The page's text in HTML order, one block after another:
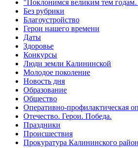
"Поклонимся великим тем
Без рубрики
Благоустройство
Герои нашего времени
Даты
Здоровье
Конкурсы
Люди земли Калининской
Молодое поколение
Новость дня
Образование
Общество
Оперативно-профилактическая
Отечество. Герои. Победа.
Праздники
Происшествия
Прокуратура Калининского